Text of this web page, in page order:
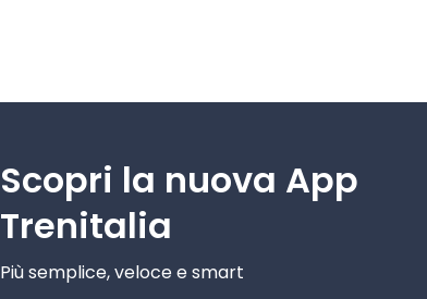
Scopri la nuova App
Trenitalia
Più semplice, veloce e smart